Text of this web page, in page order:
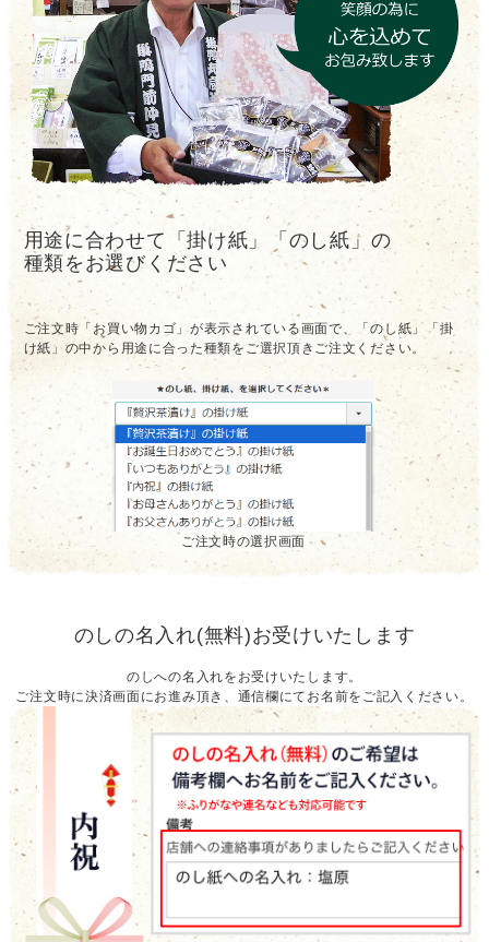
用途に合わせて「掛け紙」「のし紙」の
種類をお選びください
ご注文時「お買い物カゴ」が表示されている画面で、「のし紙」「掛
け紙」の中から用途に合った種類をご選択頂きご注文ください。
ご注文時の選択画面
のしの名入れ(無料)お受けいたします
のしへの名入れをお受けいたします。
ご注文時に決済画面にお進み頂き、通信欄にてお名前をご記入ください。